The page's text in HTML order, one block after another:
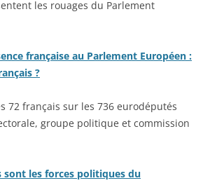
les rouages du Parlement
française au Parlement Européen :
?
72 français sur les 736 eurodéputés
groupe politique et commission
sont les forces politiques du